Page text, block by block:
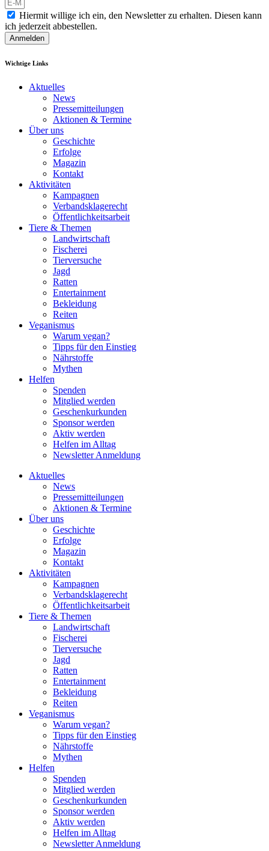
Hiermit willige ich ein, den Newsletter zu erhalten. Diesen kann
ich jederzeit abbestellen.
Anmelden
Wichtige Links
Aktuelles
News
Pressemitteilungen
Aktionen & Termine
Über uns
Geschichte
Erfolge
Magazin
Kontakt
Aktivitäten
Kampagnen
Verbandsklagerecht
Öffentlichkeitsarbeit
Tiere & Themen
Landwirtschaft
Fischerei
Tierversuche
Jagd
Ratten
Entertainment
Bekleidung
Reiten
Veganismus
Warum vegan?
Tipps für den Einstieg
Nährstoffe
Mythen
Helfen
Spenden
Mitglied werden
Geschenkurkunden
Sponsor werden
Aktiv werden
Helfen im Alltag
Newsletter Anmeldung
Aktuelles
News
Pressemitteilungen
Aktionen & Termine
Über uns
Geschichte
Erfolge
Magazin
Kontakt
Aktivitäten
Kampagnen
Verbandsklagerecht
Öffentlichkeitsarbeit
Tiere & Themen
Landwirtschaft
Fischerei
Tierversuche
Jagd
Ratten
Entertainment
Bekleidung
Reiten
Veganismus
Warum vegan?
Tipps für den Einstieg
Nährstoffe
Mythen
Helfen
Spenden
Mitglied werden
Geschenkurkunden
Sponsor werden
Aktiv werden
Helfen im Alltag
Newsletter Anmeldung